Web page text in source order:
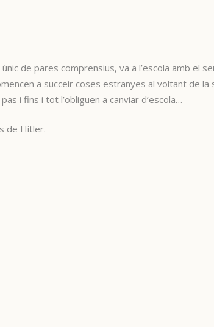
de pares comprensius, va a l’escola amb el
a succeir coses estranyes al voltant de la
i fins i tot l’obliguen a canviar d’escola…
de Hitler.